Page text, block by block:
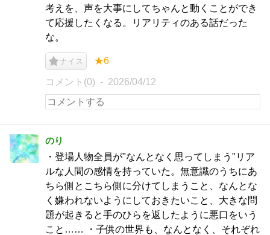
考えを、声を大事にしてちゃんと動くことができ
て応援したくなる。リアリティのある話だった
な。
ナイス ★6
コメント(0) 2026/04/12
のり
・登場人物全員が"なんとなく思ってしまう"リア
ルな人間の感情を持っていた。無意識のうちにあ
ちら側とこちら側に分けてしまうこと、なんとな
く嫌われないようにしておきたいこと、大きな問
題が起きると手のひらを返したように悪口をいう
こと…… ・子供の世界も、なんとなく、それぞれ